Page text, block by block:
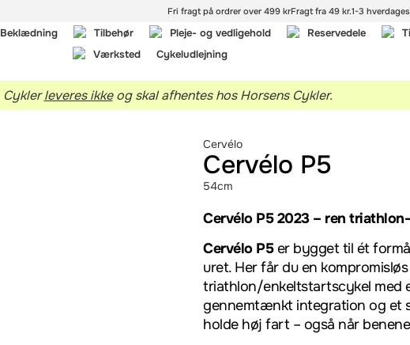
Fri fragt på ordrer over 499 krFragt fra 49 kr.1-3
Beklædning Tilbehør Pleje- og vedligehold Reservedele
Værksted
Cykeludlejning
Cyklerleveres ikkeog skal afhentes hos Horsens Cykler.
Cervélo
Cervélo P5
54cm
Cervélo P5 2023 – ren
Cervélo P5er bygget til ét
uret. Her får du en kompromisløs
triathlon/enkeltstartscykel med
gennemtænkt integration og et
holde høj fart – også når